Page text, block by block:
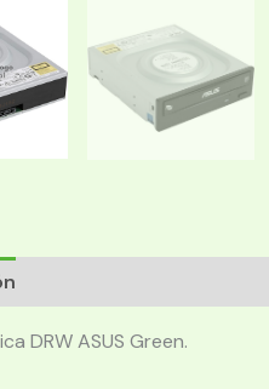
DRW ASUS Green.